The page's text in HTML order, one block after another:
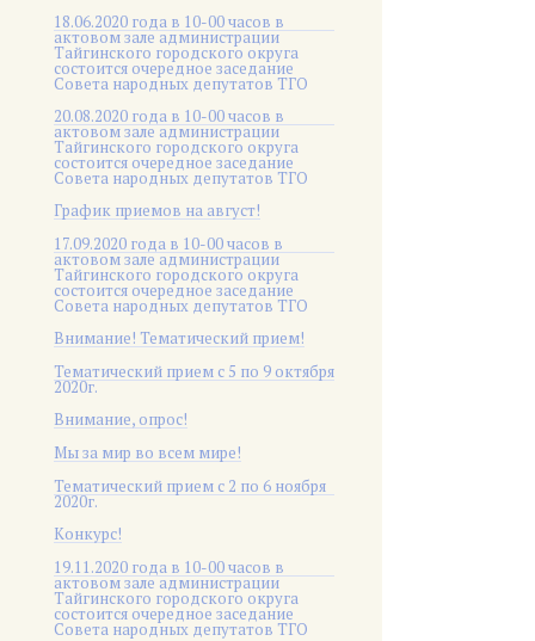
18.06.2020 года в 10-00 часов в
актовом зале администрации
Тайгинского городского округа
состоится очередное заседание
Совета народных депутатов ТГО
20.08.2020 года в 10-00 часов в
актовом зале администрации
Тайгинского городского округа
состоится очередное заседание
Совета народных депутатов ТГО
График приемов на август!
17.09.2020 года в 10-00 часов в
актовом зале администрации
Тайгинского городского округа
состоится очередное заседание
Совета народных депутатов ТГО
Внимание! Тематический прием!
Тематический прием с 5 по 9 октября
2020г.
Внимание, опрос!
Мы за мир во всем мире!
Тематический прием с 2 по 6 ноября
2020г.
Конкурс!
19.11.2020 года в 10-00 часов в
актовом зале администрации
Тайгинского городского округа
состоится очередное заседание
Совета народных депутатов ТГО